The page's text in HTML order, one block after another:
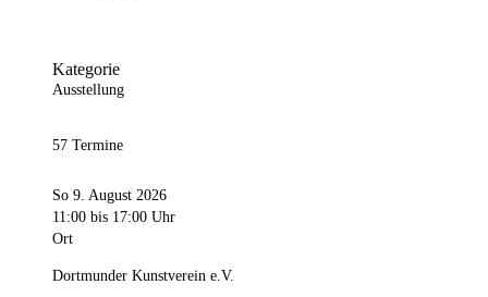
Kategorie
Ausstellung
57 Termine
So 9. August 2026
11:00 bis 17:00 Uhr
Ort
Dortmunder Kunstverein e.V.